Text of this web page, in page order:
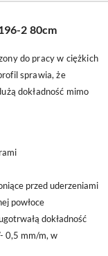
2 80cm
do pracy w ciężkich
sprawia, że
dokładność mimo
przed uderzeniami
powłoce
dokładność
0,5 mm/m, w